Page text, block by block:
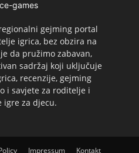
gejming portal
igrica, bez obzira na
da pružimo zabavan,
sadržaj koji uključuje
recenzije, gejming
i savjete za roditelje i
igre za djecu.
Impressum Kontakt